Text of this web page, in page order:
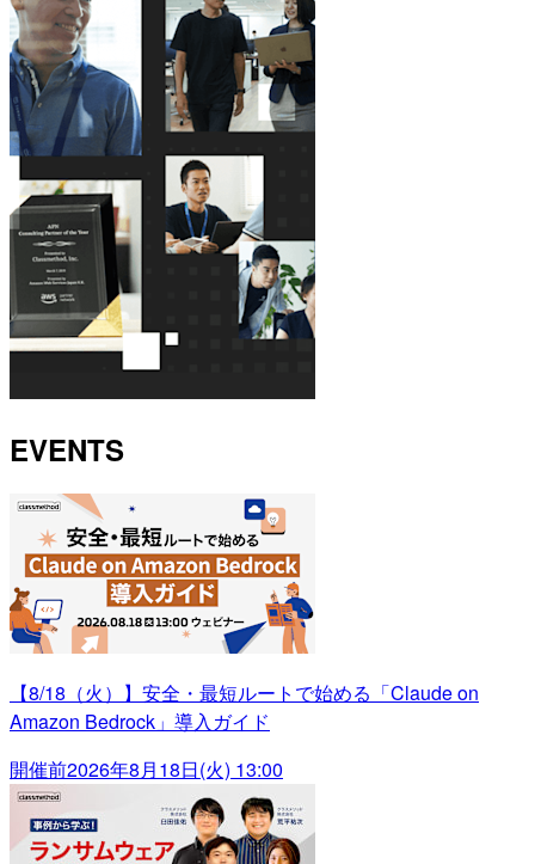
EVENTS
【8/18（火）】安全・最短ルートで始める「Claude on
Amazon Bedrock」導入ガイド
開催前2026年8月18日(火) 13:00